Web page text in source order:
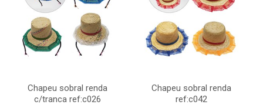
Chapeu sobral renda
c/tranca ref:c026
Chapeu sobral renda
ref:c042